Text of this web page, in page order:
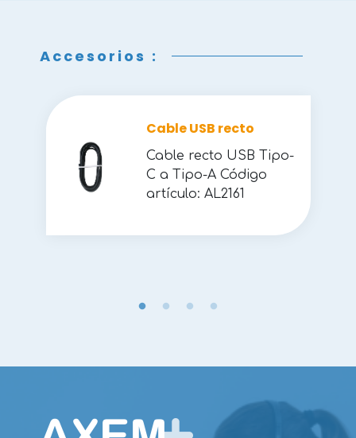
Accesorios :
Cable USB recto
Cable recto USB Tipo-
C a Tipo-A Código
artículo: AL2161